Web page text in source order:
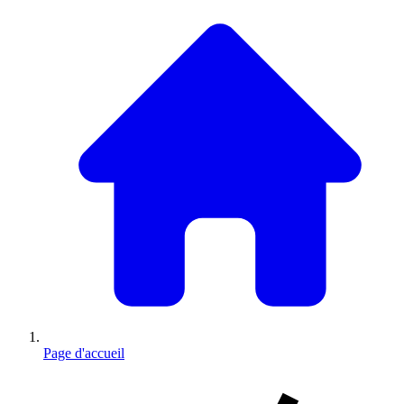
Page d'accueil